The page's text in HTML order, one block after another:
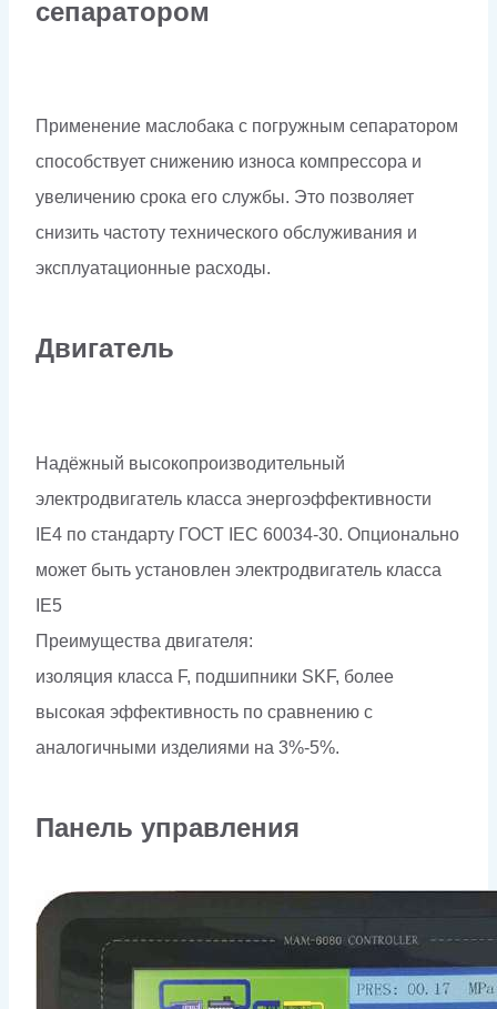
сепаратором
Применение маслобака с погружным сепаратором
способствует снижению износа компрессора и
увеличению срока его службы. Это позволяет
снизить частоту технического обслуживания и
эксплуатационные расходы.
Двигатель
Надёжный высокопроизводительный
электродвигатель класса энергоэффективности
IE4 по стандарту ГОСТ IEC 60034-30. Опционально
может быть установлен электродвигатель класса
IE5
Преимущества двигателя:
изоляция класса F, подшипники SKF, более
высокая эффективность по сравнению с
аналогичными изделиями на 3%-5%.
Панель управления